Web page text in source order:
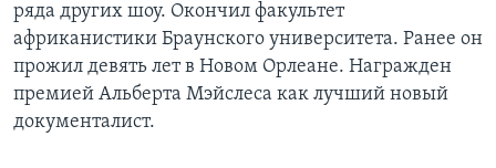
ряда других шоу. Окончил факультет
африканистики Браунского университета. Ранее он
прожил девять лет в Новом Орлеане. Награжден
премией Альберта Мэйслеса как лучший новый
документалист.